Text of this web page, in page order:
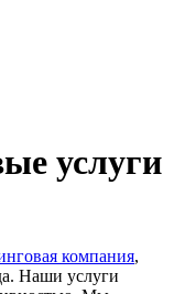
услуги
компания,
Наши услуги